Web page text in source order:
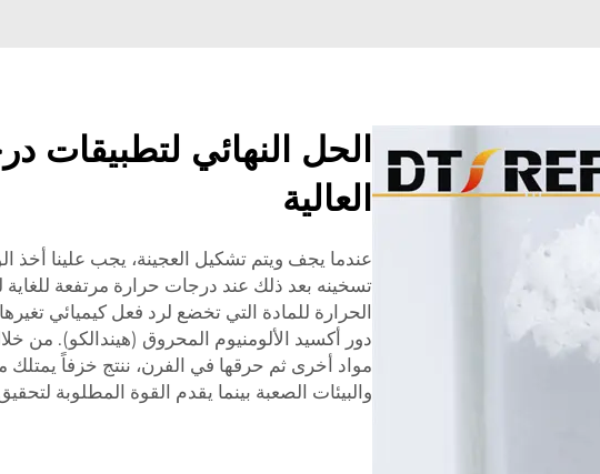
الحل النهائي لتطبيقات
العالية
عندما يجف ويتم تشكيل العجينة، يجب علينا أخذ
تسخينه بعد ذلك عند درجات حرارة مرتفعة
الحرارة للمادة التي تخضع لرد فعل كيميائي
دور أكسيد الألومنيوم المحروق (هيندالكو). من
مواد أخرى ثم حرقها في الفرن، ننتج خزفاً يمتلك
والبيئات الصعبة بينما يقدم القوة المطلوبة